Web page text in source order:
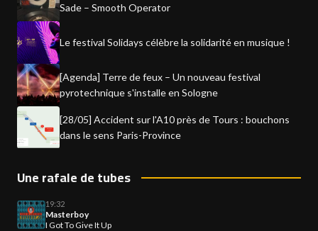
Sade – Smooth Operator
Le festival Solidays célèbre la solidarité en musique !
[Agenda] Terre de feux – Un nouveau festival
pyrotechnique s'installe en Sologne
[28/05] Accident sur l'A10 près de Tours : bouchons
dans le sens Paris-Province
Une rafale de tubes
19:32
Masterboy
I Got To Give It Up